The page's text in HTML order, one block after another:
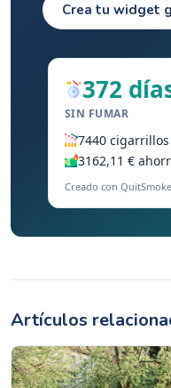
Crea tu widget
372
SIN FUMAR
7440
3162,11 €
Creado con
Artículos